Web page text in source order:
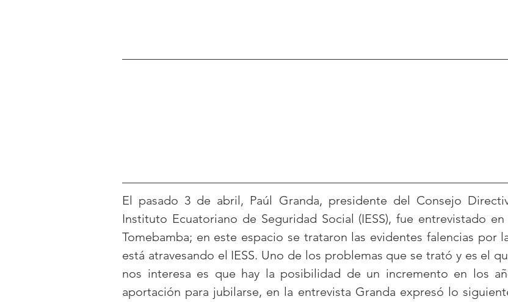
El pasado 3 de abril, Paúl Granda, presidente del Consejo
Instituto Ecuatoriano de Seguridad Social (IESS), fue entrevistado en
Tomebamba; en este espacio se trataron las evidentes falencias por
está atravesando el IESS. Uno de los problemas que se trató y es el
nos interesa es que hay la posibilidad de un incremento en los
aportación para jubilarse, en la entrevista Granda expresó lo